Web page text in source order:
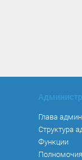
Глава
Структура
Функции
Полномочия